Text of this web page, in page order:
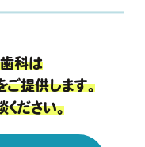
科は
提供します。
ださい。